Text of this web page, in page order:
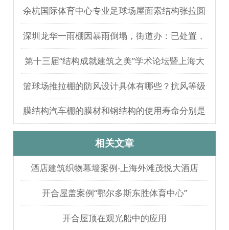
余杭国际体育中心专业足球场屋面索结构张拉圆
满完成
深圳龙华一雨棚因暴雨倒塌，街道办：已处置，
无人员伤亡
第十三届“结构成就建筑之美”学术论坛暨上海大
歌剧院观摩
篮球场推拉棚的防风设计具体有哪些？抗风等级
如何测试验证？
膜结构汽车棚的膜材和钢结构的使用寿命分别是
多久？
相关文章
酒店建筑织物幕墙案例-上海外滩茂悦大酒店
开合屋盖案例“鄂尔多斯东胜体育中心”
开合屋顶在观光船中的应用